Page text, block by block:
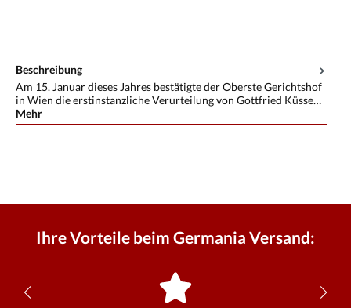
Beschreibung
Am 15. Januar dieses Jahres bestätigte der Oberste Gerichtshof
in Wien die erstinstanzliche Verurteilung von Gottfried Küsse…
Mehr
Ihre Vorteile beim Germania Versand: